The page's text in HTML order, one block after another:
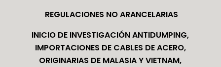
REGULACIONES NO ARANCELARIAS
INICIO DE INVESTIGACIÓN ANTIDUMPING,
IMPORTACIONES DE CABLES DE ACERO,
ORIGINARIAS DE MALASIA Y VIETNAM,